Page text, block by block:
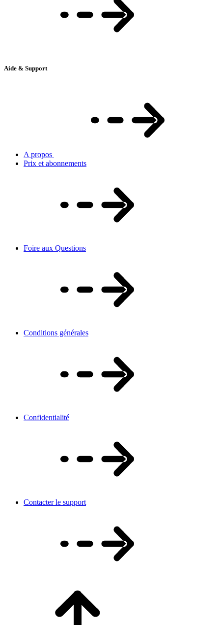
Aide & Support
A propos
Prix et abonnements
Foire aux Questions
Conditions générales
Confidentialité
Contacter le support